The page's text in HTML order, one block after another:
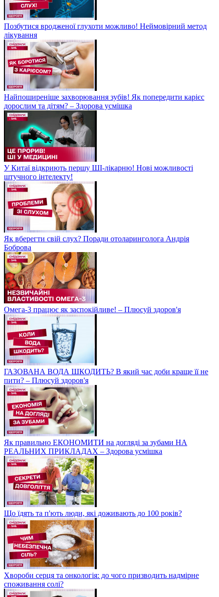
Позбутися вродженої глухоти можливо! Неймовірний метод
лікування
Найпоширеніше захворювання зубів! Як попередити карієс
дорослим та дітям? – Здорова усмішка
У Китаї відкриють першу ШІ-лікарню! Нові можливості
штучного інтелекту!
Як вберегти свій слух? Поради отоларинголога Андрія
Боброва
Омега-3 працює як заспокійливе! – Плюсуй здоров'я
ГАЗОВАНА ВОДА ШКОДИТЬ? В який час доби краще її не
пити? – Плюсуй здоров'я
Як правильно ЕКОНОМИТИ на догляді за зубами НА
РЕАЛЬНИХ ПРИКЛАДАХ – Здорова усмішка
Що їдять та п'ють люди, які доживають до 100 років?
Хвороби серця та онкологія: до чого призводить надмірне
споживання солі?